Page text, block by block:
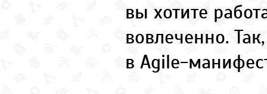
вы хотите
вовлеченно.
в Agile-